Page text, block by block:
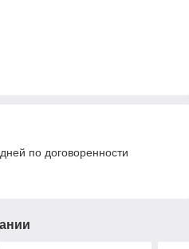
по договоренности